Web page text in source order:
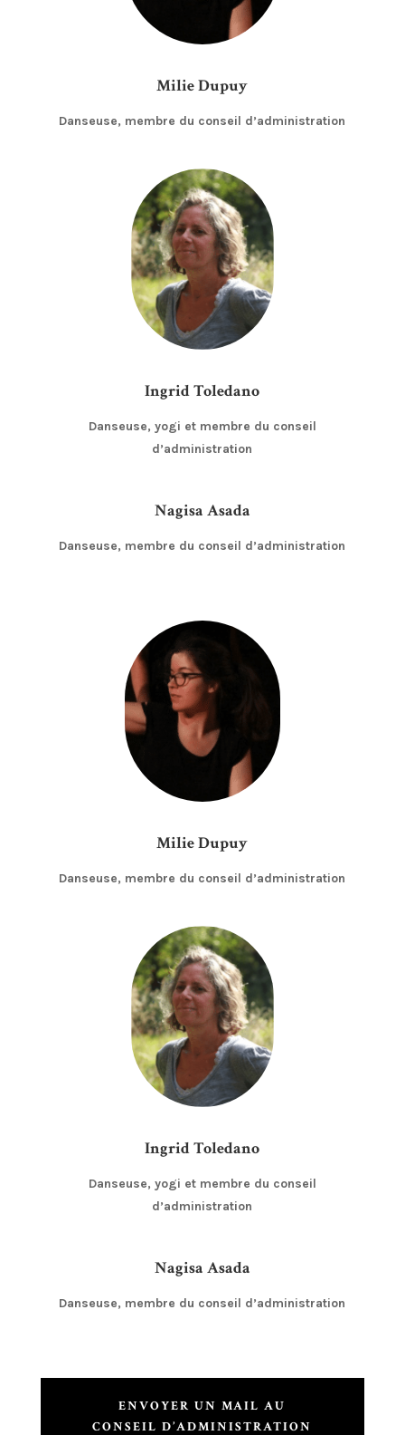
Milie Dupuy
Danseuse, membre du conseil d’administration
Ingrid Toledano
Danseuse, yogi et membre du conseil
d’administration
Nagisa Asada
Danseuse, membre du conseil d’administration
Milie Dupuy
Danseuse, membre du conseil d’administration
Ingrid Toledano
Danseuse, yogi et membre du conseil
d’administration
Nagisa Asada
Danseuse, membre du conseil d’administration
ENVOYER UN MAIL AU
CONSEIL D’ADMINISTRATION